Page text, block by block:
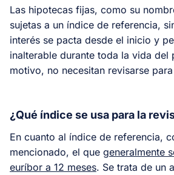
Las hipotecas fijas, como su
sujetas a un índice de referencia,
interés se pacta desde el inicio y
inalterable durante toda la vida del
motivo, no necesitan revisarse
¿Qué índice se usa para la
En cuanto al índice de referencia,
mencionado, el que generalmente
euríbor a 12 meses. Se trata de un